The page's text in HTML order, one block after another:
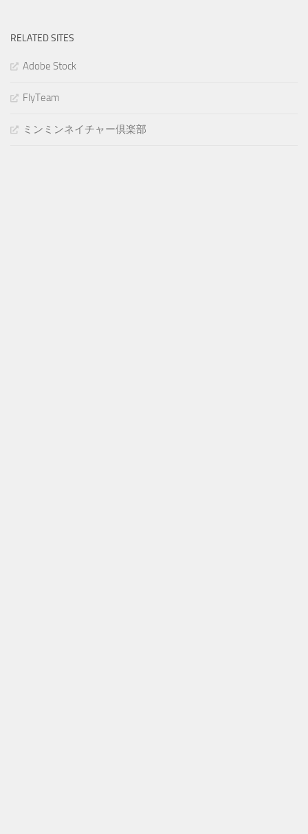
RELATED SITES
Adobe Stock
FlyTeam
ミンミンネイチャー倶楽部